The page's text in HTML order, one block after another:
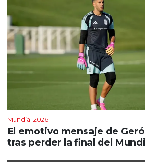
Mundial 2026
El emotivo mensaje de
tras perder la final del